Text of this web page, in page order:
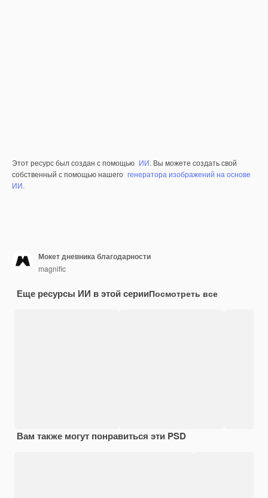
Этот ресурс был создан с помощью ИИ. Вы можете создать свой
собственный с помощью нашего генератора изображений на основе
ИИ.
Мокет дневника благодарности
magnific
Еще ресурсы ИИ в этой серииПосмотреть все
Вам также могут понравиться эти PSD